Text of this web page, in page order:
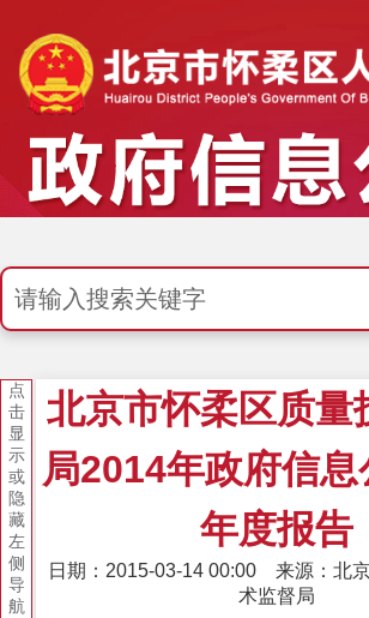
点
击
显
示
或
隐
藏
左
侧
导
航
北京市怀柔区质量
局2014年政府信
年度报告
日期：2015-03-14 00:00
来源：北
术监督局